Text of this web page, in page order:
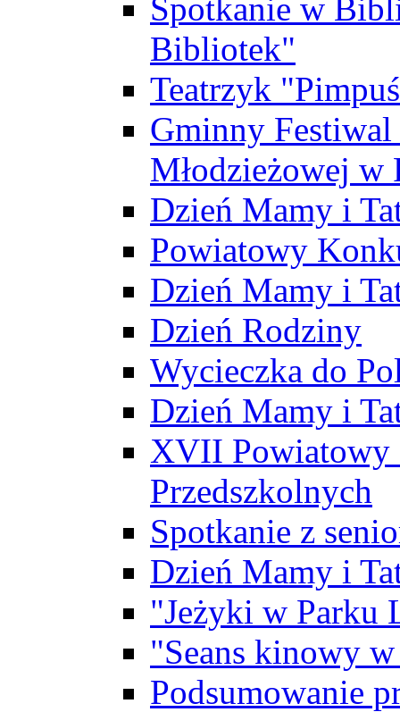
Spotkanie w
Bibliotek"
Teatrzyk
Gminny
Młodzieżowej w
Dzień Mamy i
Powiatowy
Dzień Mamy i
Dzień Rodziny
Wycieczka do
Dzień Mamy i
XVII Powiatowy
Przedszkolnych
Spotkanie z
Dzień Mamy i
"Jeżyki w Parku
"Seans kinowy
Podsumowanie